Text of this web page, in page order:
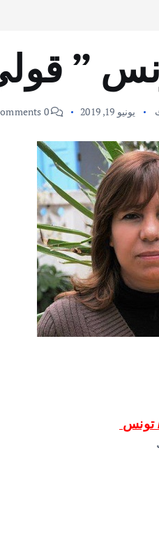
”
يونيو 19, 2019 0 Comments
تونس